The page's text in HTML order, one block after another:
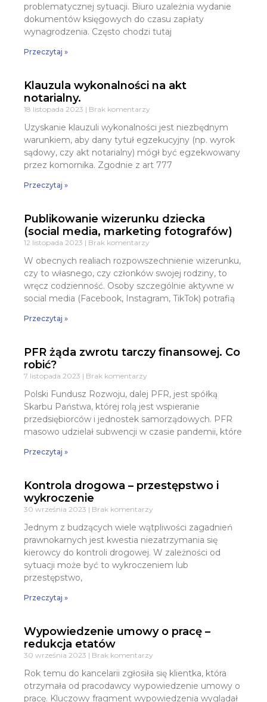
problematycznej sytuacji. Biuro uzależnia wydanie
dokumentów księgowych do czasu zapłaty
wynagrodzenia. Często chodzi tutaj
Przeczytaj »
Klauzula wykonalności na akt
notarialny.
18 listopada 2023 Brak komentarzy
Uzyskanie klauzuli wykonalności jest niezbędnym
warunkiem, aby dany tytuł egzekucyjny (np. wyrok
sądowy, czy akt notarialny) mógł być egzekwowany
przez komornika. Zgodnie z art 777
Przeczytaj »
Publikowanie wizerunku dziecka
(social media, marketing fotografów)
12 listopada 2023 Brak komentarzy
W obecnych realiach rozpowszechnienie wizerunku,
czy to własnego, czy członków swojej rodziny, to
wręcz codzienność. Osoby szczególnie aktywne w
social media (Facebook, Instagram, TikTok) potrafią
Przeczytaj »
PFR żąda zwrotu tarczy finansowej. Co
robić?
7 listopada 2023 Brak komentarzy
Polski Fundusz Rozwoju, dalej PFR, jest spółką
Skarbu Państwa, której rolą jest wspieranie
przedsiębiorców i jednostek samorządowych. PFR
masowo udzielał subwencji w czasie pandemii, które
Przeczytaj »
Kontrola drogowa – przestępstwo i
wykroczenie
30 września 2023 Brak komentarzy
Jednym z budzących wiele wątpliwości zagadnień
prawnokarnych jest kwestia niezatrzymania się
kierowcy do kontroli drogowej. W zależności od
sytuacji może być to wykroczeniem lub
przestępstwo,
Przeczytaj »
Wypowiedzenie umowy o pracę –
redukcja etatów
30 września 2023 Brak komentarzy
Rok temu do kancelarii zgłosiła się klientka, która
otrzymała od pracodawcy wypowiedzenie umowy o
pracę. Kluczowy fragment wypowiedzenia wyglądał